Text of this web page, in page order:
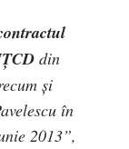
din
şi
în
2013”,